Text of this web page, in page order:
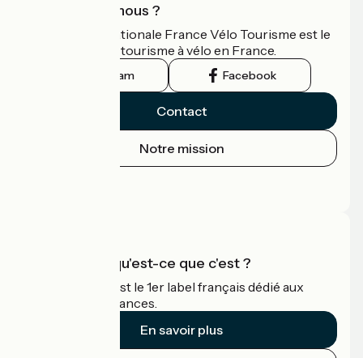
Qui sommes-nous ?
L'association nationale France Vélo Tourisme est le
guide officiel du tourisme à vélo en France.
Instagram Facebook
Contact
Notre mission
Accueil Vélo qu'est-ce que c'est ?
Accueil Vélo c'est le 1er label français dédié aux
cyclistes en vacances.
En savoir plus